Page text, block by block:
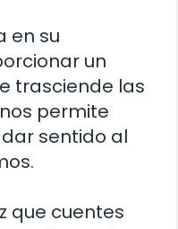
en su
un
trasciende las
permite
sentido al
que cuentes